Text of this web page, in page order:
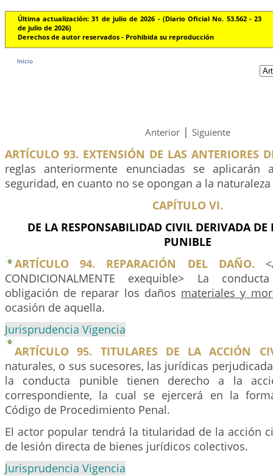
Última actualización: 31 de julio de 2026 - (Diario Oficial No. 53.562 - 23
de julio de 2026)
Derechos de autor reservados - Prohibida su reproducción
Inicio
Anterior | Siguiente
ARTÍCULO 93. EXTENSIÓN DE LAS ANTERIORES
reglas anteriormente enunciadas se
seguridad, en cuanto no se opongan a la
CAPÍTULO VI.
DE LA RESPONSABILIDAD CIVIL DERIVADA DE
PUNIBLE
ARTÍCULO 94. REPARACIÓN DEL DAÑO.
CONDICIONALMENTE exequible> La
obligación de reparar los daños materiales y
ocasión de aquella.
Jurisprudencia Vigencia
ARTÍCULO 95. TITULARES DE LA ACCIÓN
naturales, o sus sucesores, las jurídicas
la conducta punible tienen derecho a la
correspondiente, la cual se ejercerá en la
Código de Procedimiento Penal.
El actor popular tendrá la titularidad de la acción
de lesión directa de bienes jurídicos colectivos.
Jurisprudencia Vigencia